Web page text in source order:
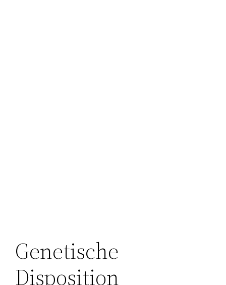
Genetische
Disposition